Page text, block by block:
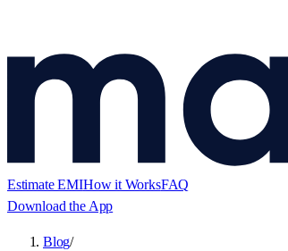
Estimate EMIHow it WorksFAQ
Download the App
Blog/